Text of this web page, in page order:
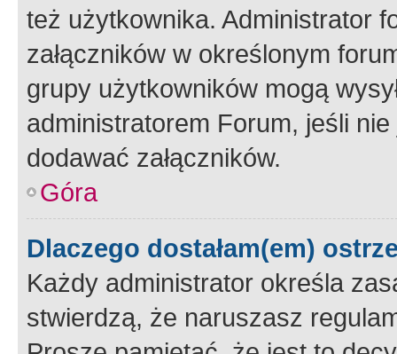
też użytkownika. Administrator
załączników w określonym
grupy użytkowników mogą
administratorem Forum, jeśli
dodawać załączników.
Góra
Dlaczego dostałam(em)
Każdy administrator określa
stwierdzą, że naruszasz